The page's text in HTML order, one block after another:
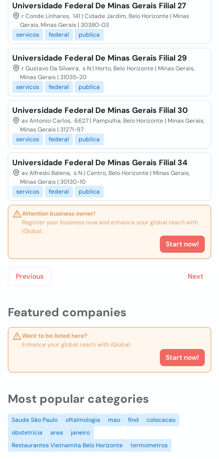
Featured companies
Want to be listed here?
Enhance your global reach with iGlobal.
Start now!
Universidade Federal De Minas Gerais Filial 27
r Conde Linhares, 141 | Cidade Jardim, Belo Horizonte | Minas
Gerais, Minas Gerais | 30380-03
servicos
federal publica
Universidade Federal De Minas Gerais Filial 29
r Gustavo Da Silveira, s N | Horto, Belo Horizonte | Minas Gerais,
Minas Gerais | 31035-20
servicos
federal publica
Universidade Federal De Minas Gerais Filial 30
av Antonio Carlos, 6627 | Pampulha, Belo Horizonte | Minas Gerais,
Minas Gerais | 31271-97
servicos
federal publica
Universidade Federal De Minas Gerais Filial 34
av Alfredo Balena, s N | Centro, Belo Horizonte | Minas Gerais,
Minas Gerais | 30130-10
servicos
federal publica
Attention business owner!
Register your business now and enhance your global reach with
iGlobal.
Start now!
Previous Next
Most popular categories
Saude São Paulo oftalmologia mao find
colocacao
obstetricia
area
janeiro
Restaurantes Vietnamita Belo Horizonte
termometros